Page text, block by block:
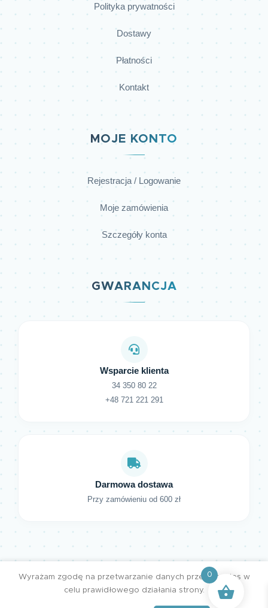
Polityka prywatności
Dostawy
Płatności
Kontakt
MOJE KONTO
Rejestracja / Logowanie
Moje zamówienia
Szczegóły konta
GWARANCJA
Wsparcie klienta
34 350 80 22
+48 721 221 291
Darmowa dostawa
Przy zamówieniu od 600 zł
Wyrażam zgodę na przetwarzanie danych przez cookies w
celu prawidłowego działania strony.
0